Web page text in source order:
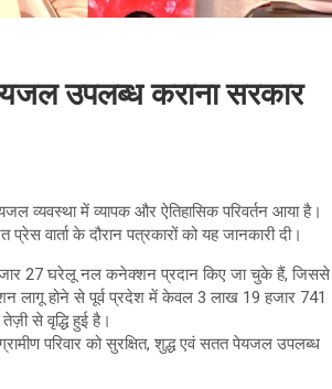
उपलब्ध कराना सरकार
व्यवस्था में व्यापक और ऐतिहासिक परिवर्तन आया है।
वार्ता के दौरान पत्रकारों को यह जानकारी दी।
27 घरेलू नल कनेक्शन प्रदान किए जा चुके हैं, जिससे
लागू होने से पूर्व प्रदेश में केवल 3 लाख 19 हजार 741
से वृद्धि हुई है।
परिवार को सुरक्षित, शुद्ध एवं सतत पेयजल उपलब्ध